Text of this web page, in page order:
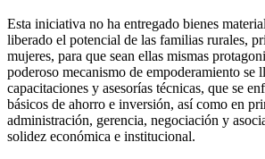
Esta iniciativa no ha entregado bienes
liberado el potencial de las familias rurales,
mujeres, para que sean ellas mismas
poderoso mecanismo de empoderamiento se
capacitaciones y asesorías técnicas, que se
básicos de ahorro e inversión, así como en
administración, gerencia, negociación y
solidez económica e institucional.